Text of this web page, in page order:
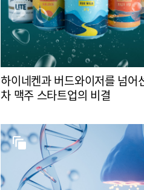
하이네켄과 버드와이저를 넘어
차 맥주 스타트업의 비결